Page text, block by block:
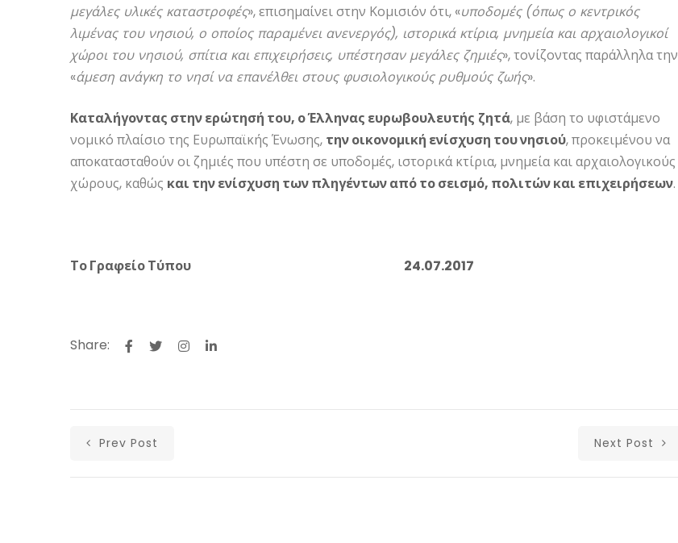
μεγάλες υλικές καταστροφές», επισημαίνει στην Κομισιόν ότι, «υποδομές (όπως ο κεντρικός
λιμένας του νησιού, ο οποίος παραμένει ανενεργός), ιστορικά κτίρια, μνημεία και αρχαιολογικοί
χώροι του νησιού, σπίτια και επιχειρήσεις, υπέστησαν μεγάλες ζημιές», τονίζοντας παράλληλα την
«άμεση ανάγκη το νησί να επανέλθει στους φυσιολογικούς ρυθμούς ζωής».
Καταλήγοντας στην ερώτησή του, ο Έλληνας ευρωβουλευτής ζητά, με βάση το υφιστάμενο
νομικό πλαίσιο της Ευρωπαϊκής Ένωσης, την οικονομική ενίσχυση του νησιού, προκειμένου να
αποκατασταθούν οι ζημιές που υπέστη σε υποδομές, ιστορικά κτίρια, μνημεία και αρχαιολογικούς
χώρους, καθώς και την ενίσχυση των πληγέντων από το σεισμό, πολιτών και επιχειρήσεων.
Το Γραφείο Τύπου 24.07.2017
Share:
Prev Post Next Post